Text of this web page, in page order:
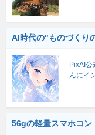
AI時代の"ものづくり
PixAI
んにイ
56gの軽量スマホコン